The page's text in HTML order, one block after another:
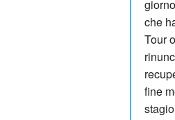
che
Tour
fine